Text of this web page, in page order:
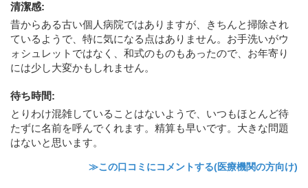
清潔感:
昔からある古い個人病院ではありますが、きちんと掃除され
ているようで、特に気になる点はありません。お手洗いがウ
ォシュレットではなく、和式のものもあったので、お年寄り
には少し大変かもしれません。
待ち時間:
とりわけ混雑していることはないようで、いつもほとんど待
たずに名前を呼んでくれます。精算も早いです。大きな問題
はないと思います。
≫この口コミにコメントする(医療機関の方向け)